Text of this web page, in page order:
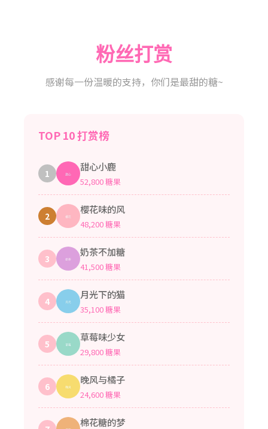
粉丝打赏
感谢每一份温暖的支持，你们是最甜的糖~
TOP 10 打赏榜
1
甜心小鹿
52,800 糖果
2
樱花味的风
48,200 糖果
3
奶茶不加糖
41,500 糖果
4
月光下的猫
35,100 糖果
5
草莓味少女
29,800 糖果
6
晚风与橘子
24,600 糖果
棉花糖的梦